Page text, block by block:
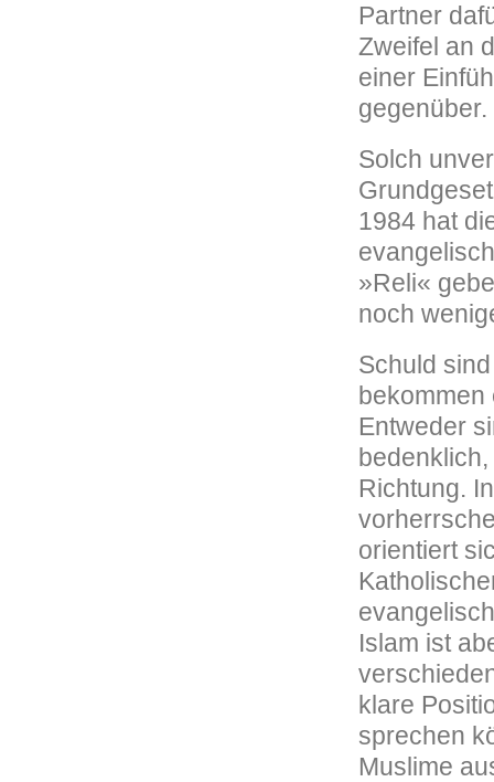
Partner
Zweifel an
einer
gegenüber.
Solch
1984 hat
»Reli«
noch
Schuld
bekommen
Entweder
Richtung.
orientiert
Islam ist
klare
sprechen
Muslime